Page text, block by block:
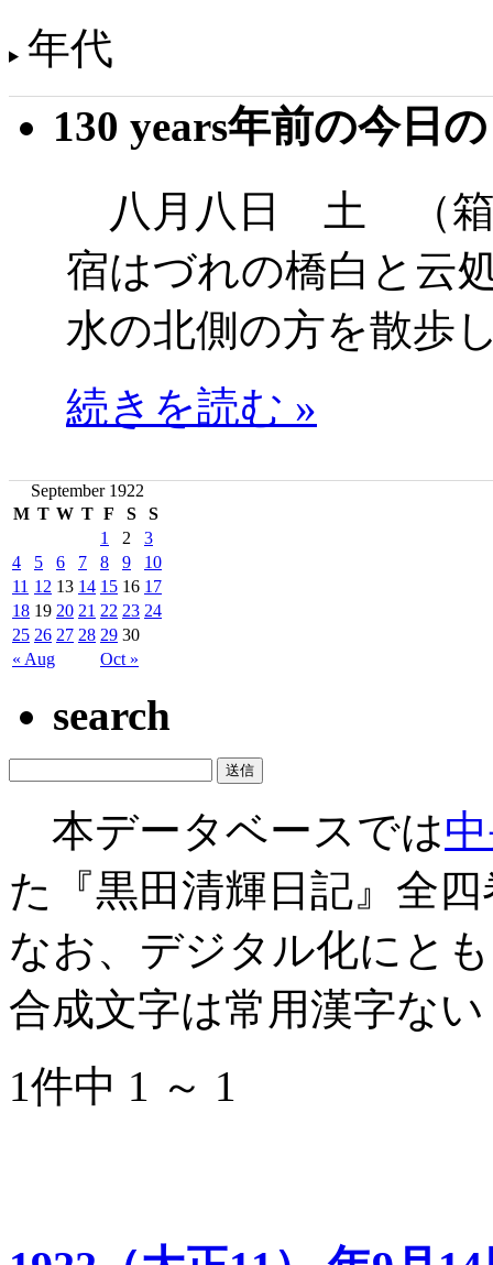
年代
130 years年前の今日
八月八日 土 （箱
宿はづれの橋白と云
水の北側の方を散歩
続きを読む »
September 1922
M T W T F S S
« Aug Oct »
1 2
3
4
5 6 7 8 9
10
11 12 13 14 15 16 17
18 19 20 21 22 23 24
25 26 27 28 29 30
search
本データベースでは
た『黒田清輝日記』全
なお、デジタル化にと
合成文字は常用漢字な
1件中 1 ～ 1